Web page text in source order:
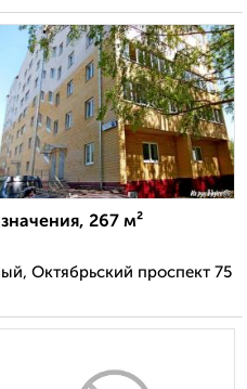
267 м²
Октябрьский проспект 75